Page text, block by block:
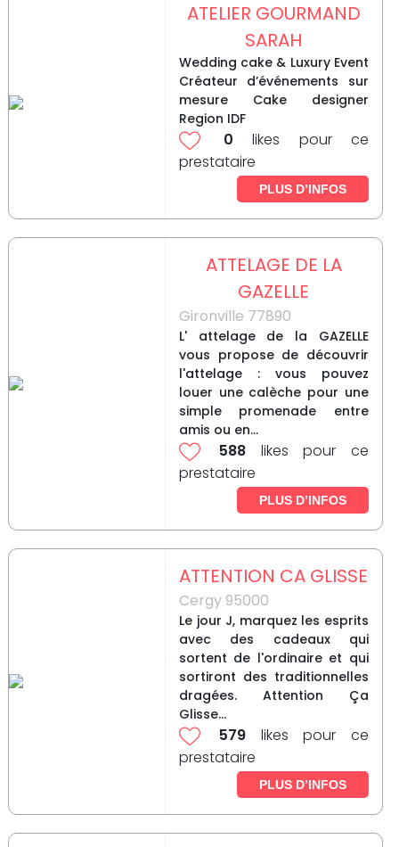
ATELIER GOURMAND
SARAH
Wedding cake & Luxury Event
Créateur d’événements sur
mesure Cake designer
Region IDF
0 likes pour ce
prestataire
PLUS D’INFOS
ATTELAGE DE LA
GAZELLE
Gironville 77890
L' attelage de la GAZELLE
vous propose de découvrir
l'attelage : vous pouvez
louer une calèche pour une
simple promenade entre
amis ou en...
588 likes pour ce
prestataire
PLUS D’INFOS
ATTENTION CA GLISSE
Cergy 95000
Le jour J, marquez les esprits
avec des cadeaux qui
sortent de l'ordinaire et qui
sortiront des traditionnelles
dragées. Attention Ça
Glisse...
579 likes pour ce
prestataire
PLUS D’INFOS